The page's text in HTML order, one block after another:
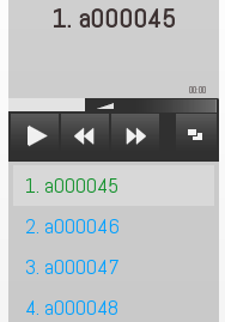
1. a000045
00:00
1. a000045
2. a000046
3. a000047
4. a000048